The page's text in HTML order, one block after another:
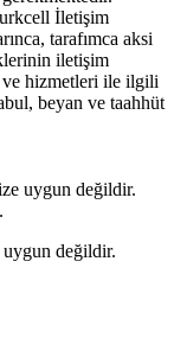
İletişim
tarafımca aksi
iletişim
hizmetleri ile ilgili
beyan ve taahhüt
uygun değildir.
uygun değildir.